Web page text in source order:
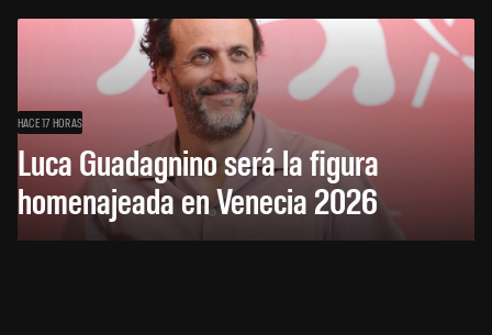
HACE 17 HORAS
Luca Guadagnino será la figura
homenajeada en Venecia 2026